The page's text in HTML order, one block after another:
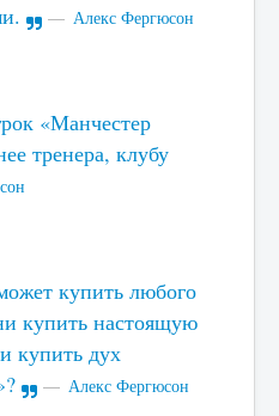
Алекс Фергюсон
«Манчестер
тренера, клубу
купить любого
купить настоящую
купить дух
Алекс Фергюсон